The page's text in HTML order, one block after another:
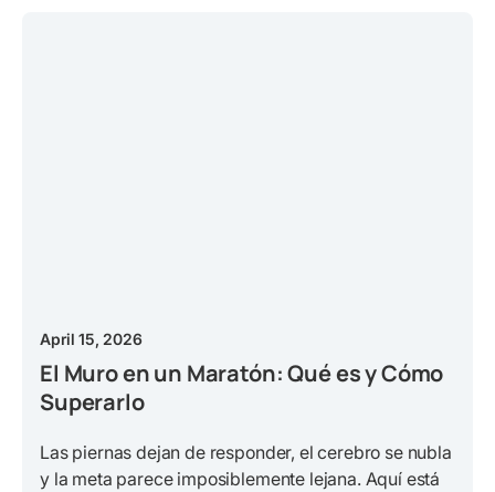
April 15, 2026
El Muro en un Maratón: Qué es y Cómo
Superarlo
Las piernas dejan de responder, el cerebro se nubla
y la meta parece imposiblemente lejana. Aquí está